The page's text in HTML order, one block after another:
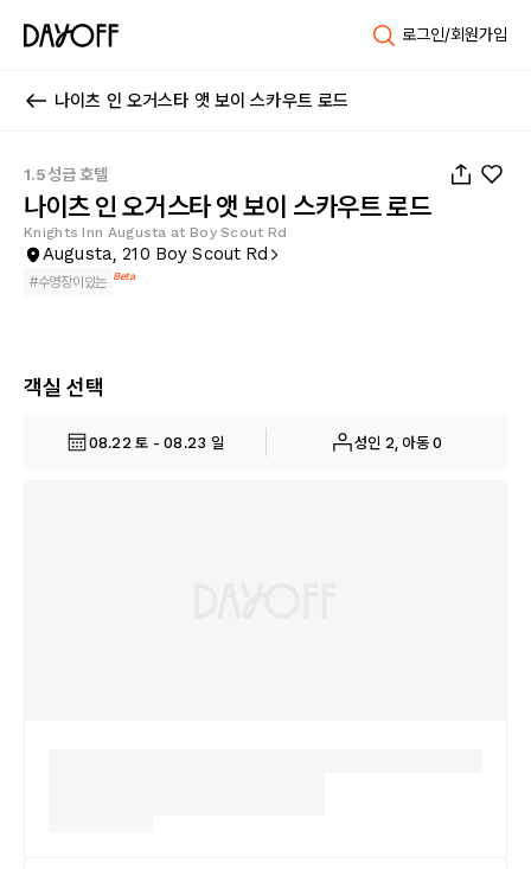
로그인/회원가입
나이츠 인 오거스타 앳 보이 스카우트 로드
1.5성급 호텔
나이츠 인 오거스타 앳 보이 스카우트 로드
Knights Inn Augusta at Boy Scout Rd
Augusta, 210 Boy Scout Rd
#수영장이있는 Beta
객실 선택
08.22 토 - 08.23 일 성인 2, 아동 0